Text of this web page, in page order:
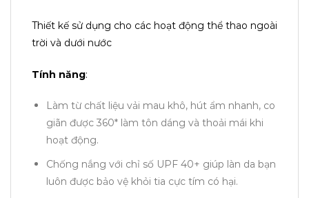
Thiết kế sử dụng cho các hoạt động thể thao ngoài
trời và dưới nước
Tính năng:
Làm từ chất liệu vải mau khô, hút ẩm nhanh, co
giãn được 360* làm tôn dáng và thoải mái khi
hoạt động.
Chống nắng với chỉ số UPF 40+ giúp làn da bạn
luôn được bảo vệ khỏi tia cực tím có hại.